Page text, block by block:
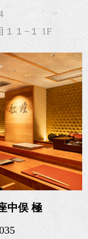
１１−１ 1F
中俣 極